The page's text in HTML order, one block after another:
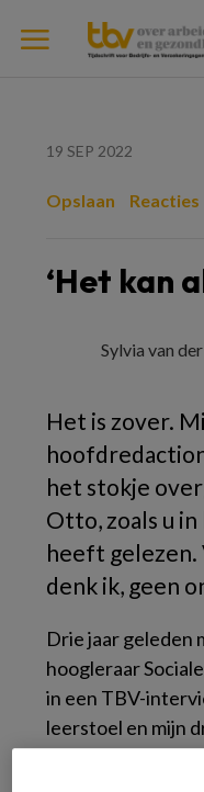
19 SEP 2022
Opslaan Reacties
‘Het kan
Sylvia van
Het is zover.
het stokje
Otto, zoals u
heeft gelezen.
denk ik, geen
Drie jaar geleden
hoogleraar
in een TBV-
leerstoel en mijn
afscheid al dat ik